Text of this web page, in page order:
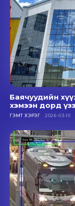
Баячуудийн
хэмээн дорд
ГЭМТ ХЭРЭГ 2026-03-10